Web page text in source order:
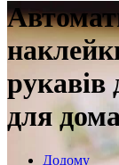
для
Додому